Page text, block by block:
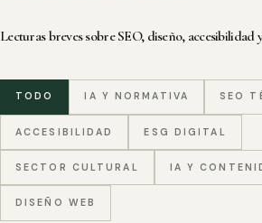
Lecturas breves sobre SEO, diseño, accesibilidad
TODO IA Y NORMATIVA SEO
ACCESIBILIDAD ESG DIGITAL
SECTOR CULTURAL IA Y
DISEÑO WEB